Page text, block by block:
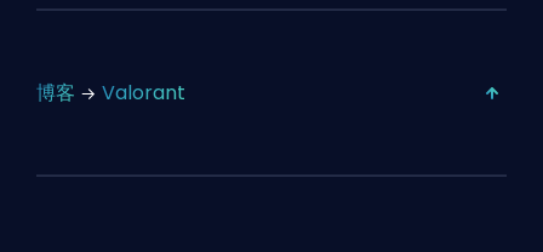
博客 Valorant